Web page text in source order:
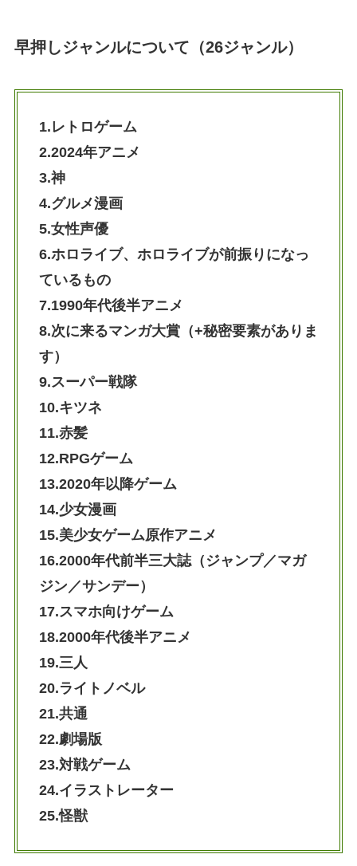
早押しジャンルについて（26ジャンル）
1.レトロゲーム
2.2024年アニメ
3.神
4.グルメ漫画
5.女性声優
6.ホロライブ、ホロライブが前振りになっ
ているもの
7.1990年代後半アニメ
8.次に来るマンガ大賞（+秘密要素がありま
す）
9.スーパー戦隊
10.キツネ
11.赤髪
12.RPGゲーム
13.2020年以降ゲーム
14.少女漫画
15.美少女ゲーム原作アニメ
16.2000年代前半三大誌（ジャンプ／マガ
ジン／サンデー）
17.スマホ向けゲーム
18.2000年代後半アニメ
19.三人
20.ライトノベル
21.共通
22.劇場版
23.対戦ゲーム
24.イラストレーター
25.怪獣